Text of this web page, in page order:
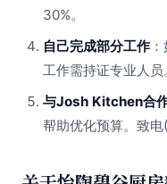
30%。
自己完成部分工作
工作需持证专业人员
与Josh Kitchen合
帮助优化预算。致